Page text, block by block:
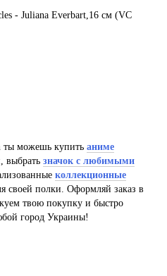
- Juliana Everbart,16 см (VC
ты можешь купить аниме
выбрать значок с любимыми
коллекционные
своей полки. Оформляй заказ в
твою покупку и быстро
город Украины!